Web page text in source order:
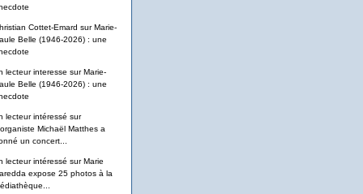
Cottet-Emard surMarie-
Belle (1946-2026) : une
lecteur interesse surMarie-
Belle (1946-2026) : une
lecteur intéressé sur
Michaël Matthes a
un concert...
lecteur intéressé surMarie
expose 25 photos à la